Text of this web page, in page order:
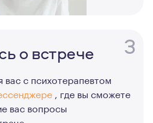
3
о встрече
с психотерапевтом
, где вы сможете
вас вопросы